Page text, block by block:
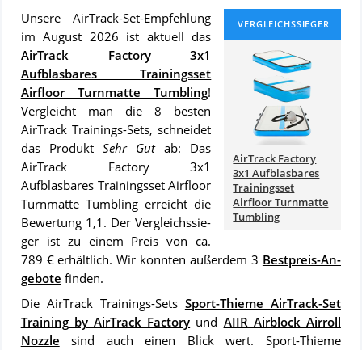
AirTrack Factory
3x1 Aufblasbares
Trainingsset
Airfloor Turnmatte
Tumbling
Un­se­re AirTrack-Set-Emp­feh­lung
im August 2026 ist ak­tu­ell das
AirTrack Factory 3x1
Aufblasbares Trainingsset
Airfloor Turnmatte Tumbling!
Ver­gleicht man die 8 bes­ten
AirTrack Trainings-Sets, schnei­det
das Pro­dukt Sehr Gutab: Das
AirTrack Factory 3x1
Aufblasbares Trainingsset Airfloor
Turnmatte Tumbling er­reicht die
Be­wer­tung 1,1. Der Ver­gleichs­sie­
ger ist zu ei­nem Preis von ca.
789 € er­hält­lich. Wir konn­ten au­ßer­dem 3 Best­preis-An­
ge­bo­te fin­den.
Die AirTrack Trainings-Sets Sport-Thieme AirTrack-Set
Training by AirTrack Factory und AIIR Airblock Airroll
Nozzle sind auch ei­nen Blick wert. Sport-Thieme